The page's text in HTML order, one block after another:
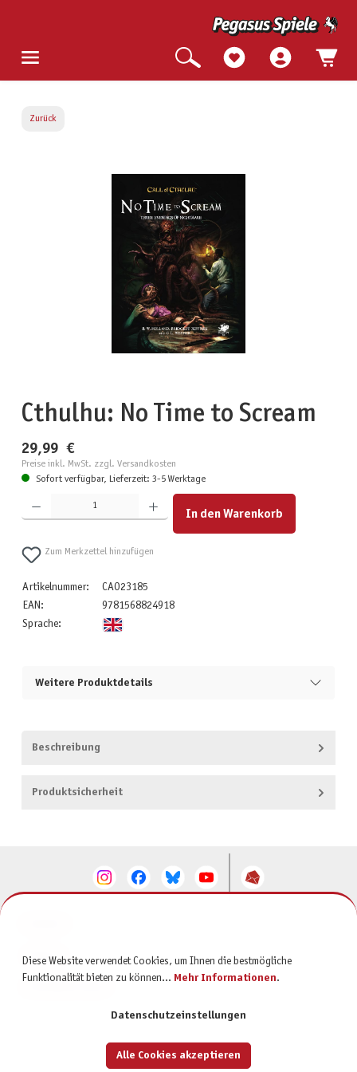
Zurück
Cthulhu: No Time to Scream
29,99 €
Preise inkl. MwSt. zzgl. Versandkosten
Sofort verfügbar, Lieferzeit: 3-5 Werktage
Produkt Anzahl: Gib den gewünschten Wert ein oder benutze die Schaltflächen um die Anzahl zu
In den Warenkorb
Zum Merkzettel hinzufügen
Artikelnummer:
CAO23185
EAN:
9781568824918
Sprache:
Weitere Produktdetails
Beschreibung
Produktsicherheit
SERVICE
Diese Website verwendet Cookies, um Ihnen die bestmögliche
Funktionalität bieten zu können... Mehr Informationen.
Datenschutzeinstellungen
Alle Cookies akzeptieren